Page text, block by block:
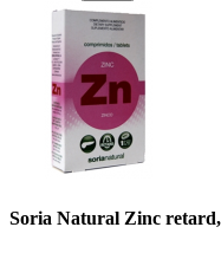
Soria Natural Zinc